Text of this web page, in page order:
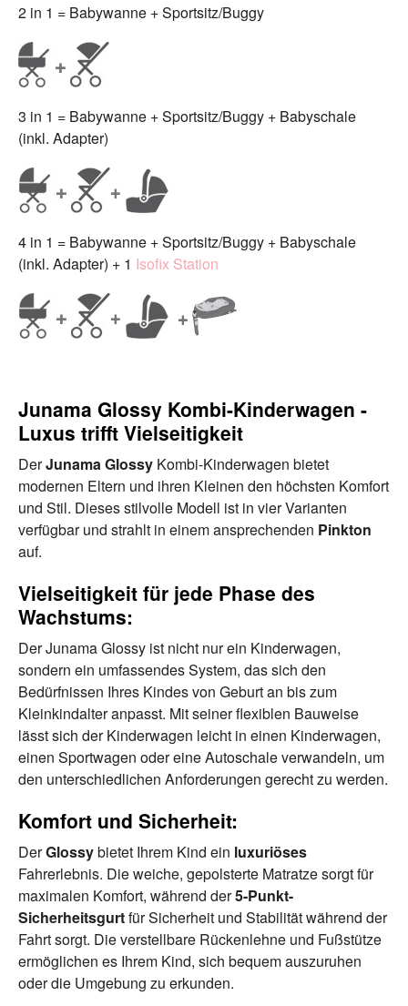
2 in 1 = Babywanne + Sportsitz/Buggy
3 in 1 = Babywanne + Sportsitz/Buggy + Babyschale
(inkl. Adapter)
4 in 1 = Babywanne + Sportsitz/Buggy + Babyschale
(inkl. Adapter) + 1 Isofix Station
Junama Glossy Kombi-Kinderwagen -
Luxus trifft Vielseitigkeit
DerJunama Glossy Kombi-Kinderwagen bietet
modernen Eltern und ihren Kleinen den höchsten Komfort
und Stil. Dieses stilvolle Modell ist in vier Varianten
verfügbar und strahlt in einem ansprechenden Pinkton
auf.
Vielseitigkeit für jede Phase des
Wachstums:
Der Junama Glossy ist nicht nur ein Kinderwagen,
sondern ein umfassendes System, das sich den
Bedürfnissen Ihres Kindes von Geburt an bis zum
Kleinkindalter anpasst. Mit seiner flexiblen Bauweise
lässt sich der Kinderwagen leicht in einen Kinderwagen,
einen Sportwagen oder eine Autoschale verwandeln, um
den unterschiedlichen Anforderungen gerecht zu werden.
Komfort und Sicherheit:
DerGlossybietet Ihrem Kind ein luxuriöses
Fahrerlebnis. Die weiche, gepolsterte Matratze sorgt für
maximalen Komfort, während der5-Punkt-
Sicherheitsgurtfür Sicherheit und Stabilität während der
Fahrt sorgt. Die verstellbare Rückenlehne und Fußstütze
ermöglichen es Ihrem Kind, sich bequem auszuruhen
oder die Umgebung zu erkunden.